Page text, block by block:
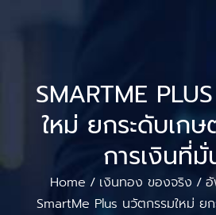
SMARTME
ใหม่ ยกระดับเก
การเงินที่
Home / เงินทอง ของจริง /
SmartMe Plus นวัตกรรมใหม่ ย